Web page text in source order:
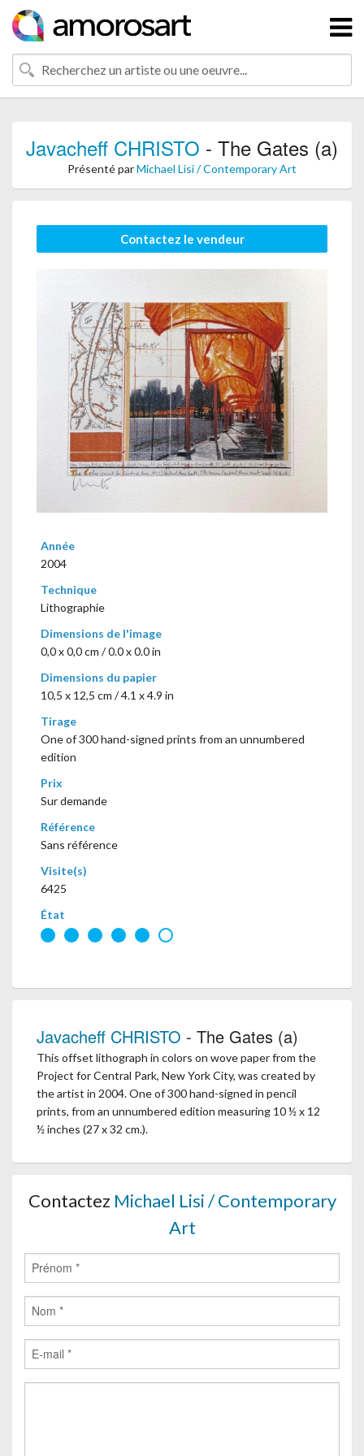
Javacheff CHRISTO - The Gates (a)
Présenté parMichael Lisi / Contemporary Art
Contactez le vendeur
Année
2004
Technique
Lithographie
Dimensions de l'image
0,0 x 0,0 cm / 0.0 x 0.0 in
Dimensions du papier
10,5 x 12,5 cm / 4.1 x 4.9 in
Tirage
One of 300 hand-signed prints from an unnumbered
edition
Prix
Sur demande
Référence
Sans référence
Visite(s)
6425
État
Javacheff CHRISTO - The Gates (a)
This offset lithograph in colors on wove paper from the
Project for Central Park, New York City, was created by
the artist in 2004. One of 300 hand-signed in pencil
prints, from an unnumbered edition measuring 10 ½ x 12
½ inches (27 x 32 cm.).
Contactez Michael Lisi / Contemporary
Art